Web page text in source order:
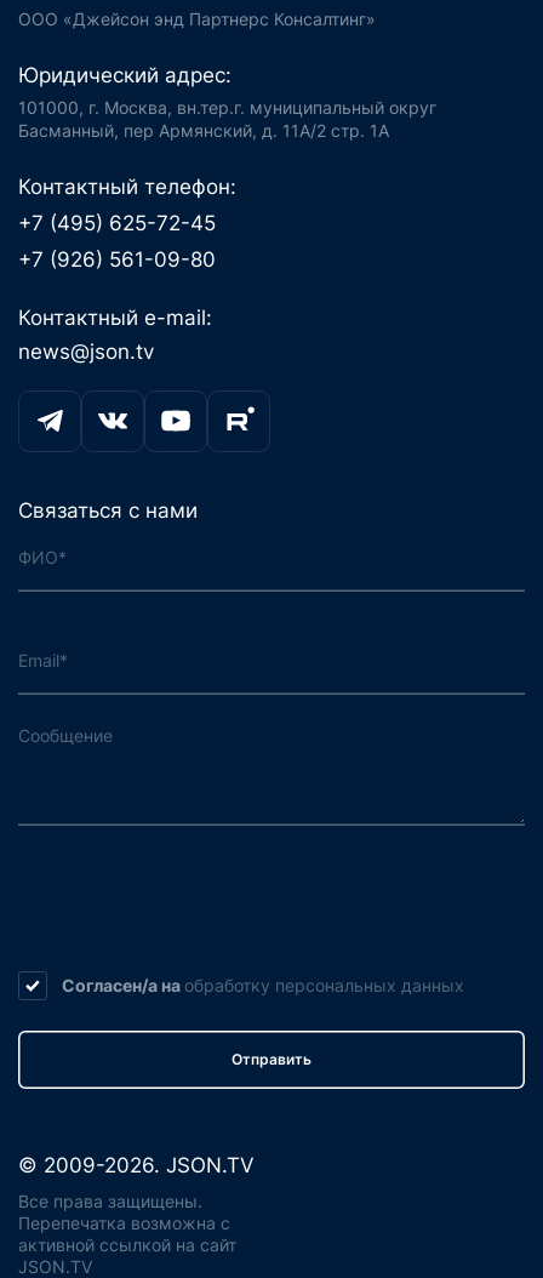
ООО «Джейсон энд Партнерс Консалтинг»
Юридический адрес:
101000, г. Москва, вн.тер.г. муниципальный округ
Басманный, пер Армянский, д. 11А/2 стр. 1А
Контактный телефон:
+7 (495) 625-72-45
+7 (926) 561-09-80
Контактный e-mail:
news@json.tv
Связаться с нами
Согласен/а на обработку персональных данных
Отправить
© 2009-2026. JSON.TV
Все права защищены.
Перепечатка возможна с
активной ссылкой на сайт
JSON.TV